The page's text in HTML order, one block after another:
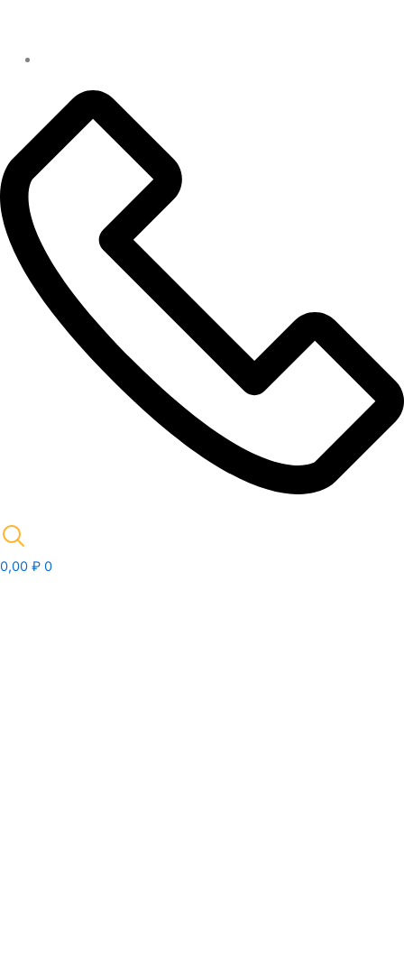
0,00 ₽ 0